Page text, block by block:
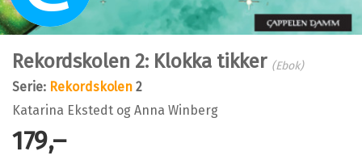
Rekordskolen 2: Klokka tikker (Ebok)
Serie: Rekordskolen 2
Katarina Ekstedt og Anna Winberg
179,–